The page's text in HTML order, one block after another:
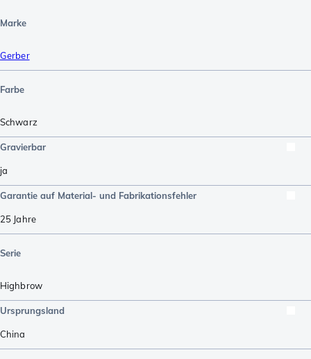
Marke
Gerber
Farbe
Schwarz
Gravierbar
ja
Garantie auf Material- und Fabrikationsfehler
25 Jahre
Serie
Highbrow
Ursprungsland
China